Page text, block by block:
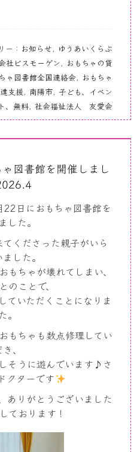
ー： お知らせ, ゆうあいくらぶ
社ビスモーゲン, おもちゃの貸
ゃ図書館全国連絡会, おもちゃ
支援, 南陽市, 子ども、イベン
ト、無料, 社会福祉法人 友愛会
ゃ図書館を開催しまし
22 日におもちゃ図書館を
した。
くださった親子がいら
した。
もちゃが壊れてしまい、
のことで、
ていただくことになりま
。
もちゃも数点修理してい
、
そうに遊んでいます♪さ
クターです
ありがとうございました
ております！